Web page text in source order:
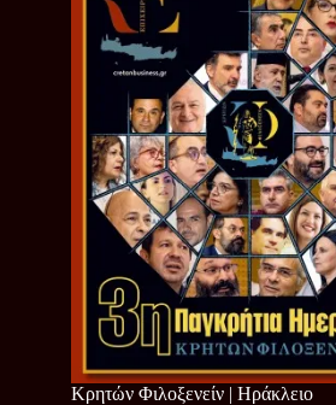
Κρητών Φιλοξενείν | Ηράκλειο